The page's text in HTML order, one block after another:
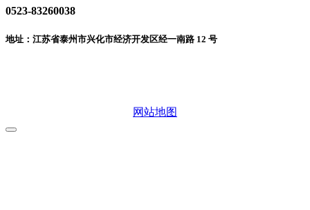
0523-83260038
地址：江苏省泰州市兴化市经济开发区经一南路 12 号
网站地图